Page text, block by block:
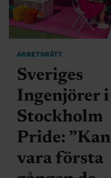
ARBETSRÄTT
Sveriges
Ingenjörer i
Stockholm
Pride: ”Kan
vara första